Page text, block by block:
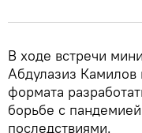
В ходе встречи
Абдулазиз Камилов
формата
борьбе с
последствиями.